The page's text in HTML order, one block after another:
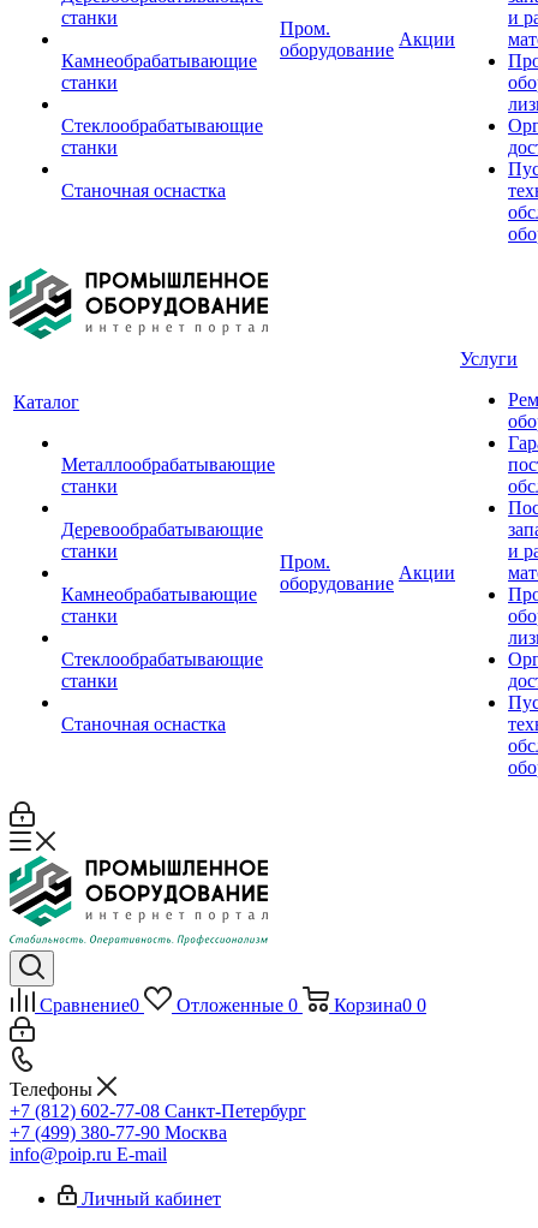
станки
Камнеобрабатывающие
станки
Стеклообрабатывающие
станки
Станочная оснастка
Пром.
оборудование
Акции
и
Каталог
Металлообрабатывающие
станки
Деревообрабатывающие
станки
Камнеобрабатывающие
станки
Стеклообрабатывающие
станки
Станочная оснастка
Пром.
оборудование
Акции
Услуги
и
Сравнение0 Отложенные 0 Корзина0 0
Телефоны
+7 (812) 602-77-08 Санкт-Петербург
+7 (499) 380-77-90 Москва
info@poip.ru E-mail
Личный кабинет